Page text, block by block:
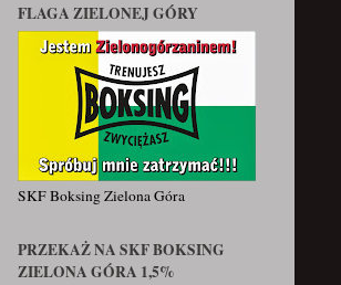
FLAGA ZIELONEJ GÓRY
SKF Boksing Zielona Góra
PRZEKAŻ NA SKF BOKSING
ZIELONA GÓRA 1,5%